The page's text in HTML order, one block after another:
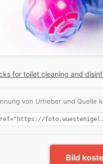
for toilet cleaning and
von Urheber und Quelle
Bild